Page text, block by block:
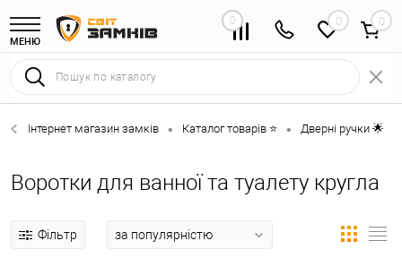
МЕНЮ
0 0
Інтернет магазин замків • Каталог товарів ⭐ • Дверні ручки 🌟
Воротки для ванної та туалету кругла
Фільтр